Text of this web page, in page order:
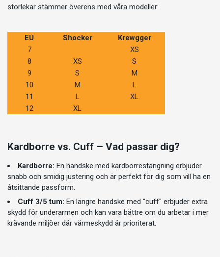
storlekar stämmer överens med våra modeller:
EU Shocker
Krewgger
7
XS
8
XS
S
9
S
M
10
M
L
11
L
XL
12
XL
Kardborre vs. Cuff – Vad passar dig?
Kardborre: En handske med kardborrestängning erbjuder
snabb och smidig justering och är perfekt för dig som vill ha en
åtsittande passform.
Cuff 3/5 tum: En längre handske med "cuff" erbjuder extra
skydd för underarmen och kan vara bättre om du arbetar i mer
krävande miljöer där värmeskydd är prioriterat.